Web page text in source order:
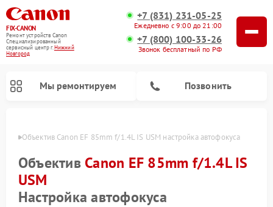
FIX-CANON
Ремонт устройств Canon
Специализированный
cервисный центр г.Нижний
Новгород
+7 (831) 231-05-25
Ежедневно с 9:00 до 21:00
+7 (800) 100-33-26
Звонок бесплатный по РФ
Мы ремонтируем Позвонить
Объектив Canon EF 85mm f/1.4L IS USM настройка автофокуса
Объектив Canon EF 85mm f/1.4L IS
USM
Настройка автофокуса